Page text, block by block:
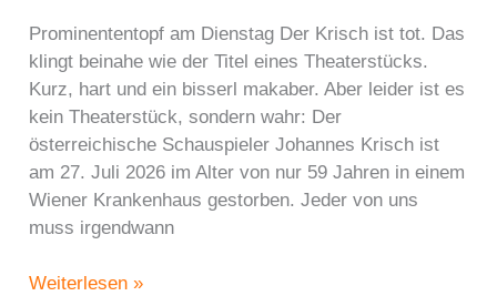
Prominententopf am Dienstag Der Krisch ist tot. Das
klingt beinahe wie der Titel eines Theaterstücks.
Kurz, hart und ein bisserl makaber. Aber leider ist es
kein Theaterstück, sondern wahr: Der
österreichische Schauspieler Johannes Krisch ist
am 27. Juli 2026 im Alter von nur 59 Jahren in einem
Wiener Krankenhaus gestorben. Jeder von uns
muss irgendwann
Der
Weiterlesen »